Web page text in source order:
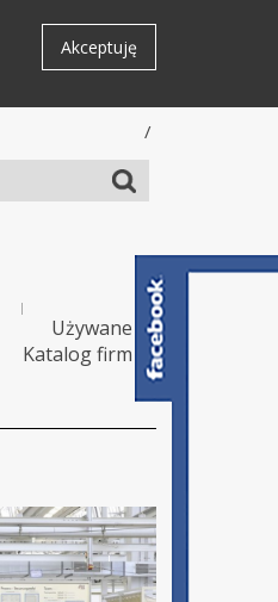
Akceptuję
/
Używane
Katalog firm